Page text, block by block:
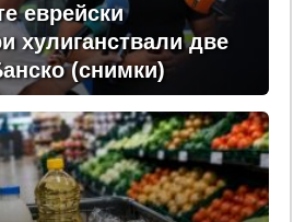
еврейски
хулиганствали две
(снимки)